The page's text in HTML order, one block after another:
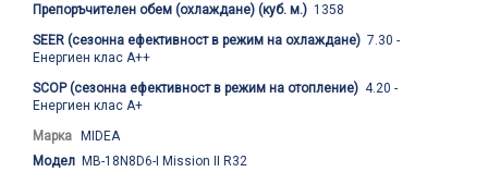
Препоръчителен обем (охлаждане) (куб. м.) 1358
SEER (сезонна ефективност в режим на охлаждане) 7.30 -
Енергиен клас А++
SCOP (сезонна ефективност в режим на отопление) 4.20 -
Енергиен клас А+
Марка MIDEA
Модел MB-18N8D6-I Mission II R32